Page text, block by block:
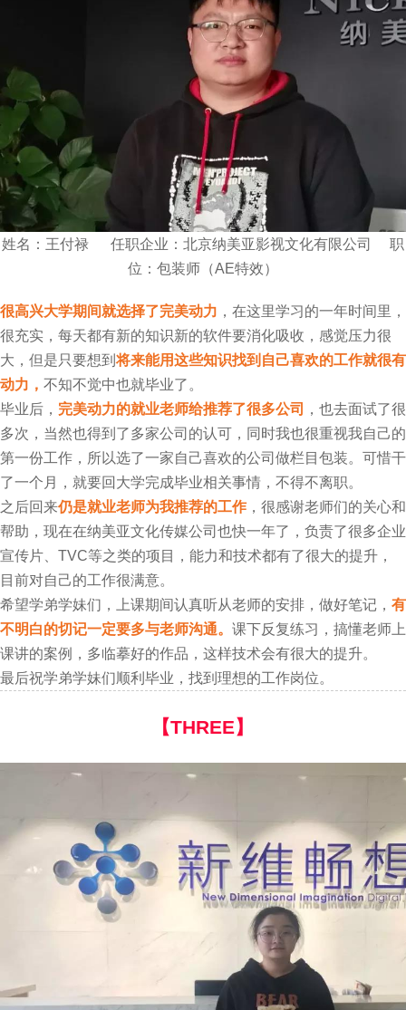
姓名：王付禄 任职企业：北京纳美亚影视文化有限公司 职
位：包装师（AE特效）
很高兴大学期间就选择了完美动力 ，在这里学习的一年时间里，
很充实，每天都有新的知识新的软件要消化吸收，感觉压力很
大，但是只要想到将来能用这些知识找到自己喜欢的工作就很有
动力， 不知不觉中也就毕业了。
毕业后， 完美动力的就业老师给推荐了很多公司
，也去面试了很
多次，当然也得到了多家公司的认可，同时我也很重视我自己的
第一份工作，所以选了一家自己喜欢的公司做栏目包装。可惜干
了一个月，就要回大学完成毕业相关事情，不得不离职。
之后回来仍是就业老师为我推荐的工作，很感谢老师们的关心和
帮助，现在在纳美亚文化传媒公司也快一年了，负责了很多企业
宣传片、TVC等之类的项目，能力和技术都有了很大的提升，
目前对自己的工作很满意。
希望学弟学妹们，上课期间认真听从老师的安排，做好笔记， 有
不明白的切记一定要多与老师沟通。 课下反复练习，搞懂老师上
课讲的案例，多临摹好的作品，这样技术会有很大的提升。
最后祝学弟学妹们顺利毕业，找到理想的工作岗位。
【THREE】